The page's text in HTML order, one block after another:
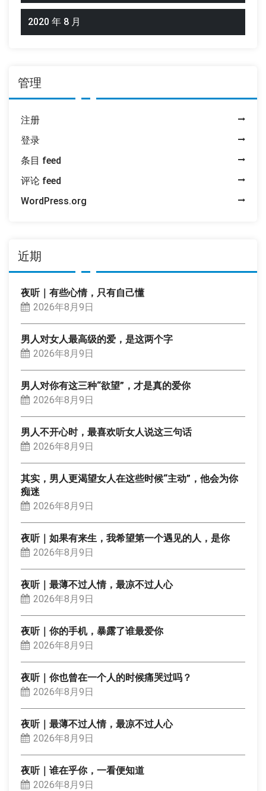
2020 年 8 月
管理
注册
登录
条目 feed
评论 feed
WordPress.org
近期
夜听｜有些心情，只有自己懂
2026年8月9日
男人对女人最高级的爱，是这两个字
2026年8月9日
男人对你有这三种“欲望”，才是真的爱你
2026年8月9日
男人不开心时，最喜欢听女人说这三句话
2026年8月9日
其实，男人更渴望女人在这些时候“主动”，他会为你
痴迷
2026年8月9日
夜听｜如果有来生，我希望第一个遇见的人，是你
2026年8月9日
夜听｜最薄不过人情，最凉不过人心
2026年8月9日
夜听｜你的手机，暴露了谁最爱你
2026年8月9日
夜听｜你也曾在一个人的时候痛哭过吗？
2026年8月9日
夜听｜最薄不过人情，最凉不过人心
2026年8月9日
夜听｜谁在乎你，一看便知道
2026年8月9日